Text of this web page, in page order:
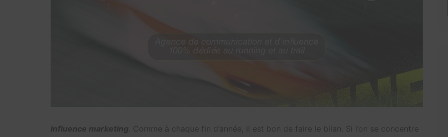
Influence marketing . Comme à chaque fin d’année, il est bon de faire le bilan. Si l’on se concentre